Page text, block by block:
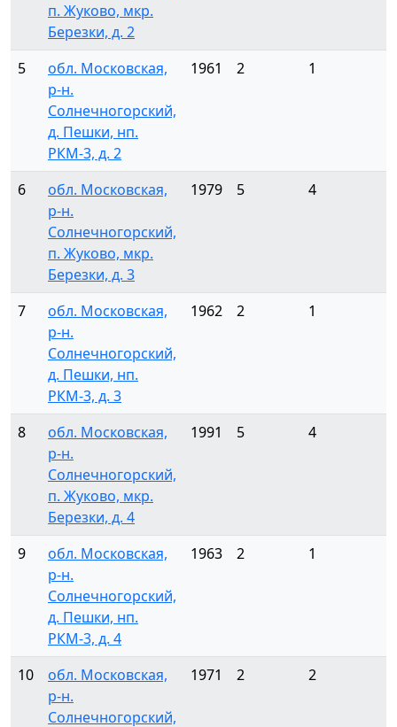
п. Жуково, мкр.
Березки, д. 2
5
обл. Московская,
р-н.
Солнечногорский,
д. Пешки, нп.
РКМ-3, д. 2
1961 2 1
6
обл. Московская,
р-н.
Солнечногорский,
п. Жуково, мкр.
Березки, д. 3
1979 5 4
7
обл. Московская,
р-н.
Солнечногорский,
д. Пешки, нп.
РКМ-3, д. 3
1962 2 1
8
обл. Московская,
р-н.
Солнечногорский,
п. Жуково, мкр.
Березки, д. 4
1991 5 4
9
обл. Московская,
р-н.
Солнечногорский,
д. Пешки, нп.
РКМ-3, д. 4
1963 2 1
10
обл. Московская,
р-н.
Солнечногорский,
1971 2 2